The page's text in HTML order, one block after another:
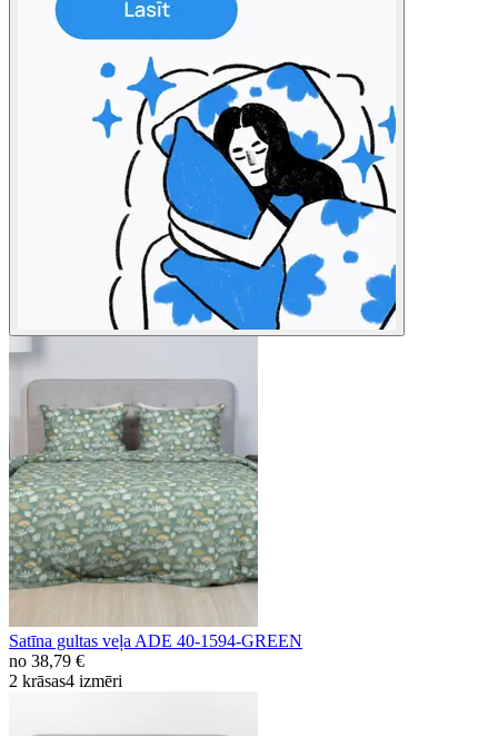
Satīna gultas veļa ADE 40-1594-GREEN
no 38,79 €
2 krāsas4 izmēri